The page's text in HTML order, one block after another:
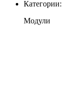
Категории:
Модули